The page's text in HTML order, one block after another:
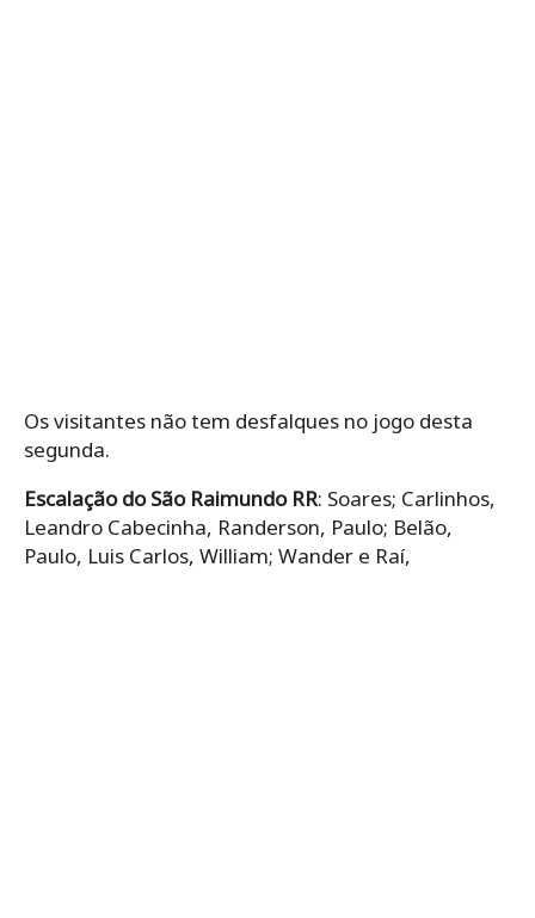
Os visitantes não tem desfalques no jogo desta
segunda.
Escalação do São Raimundo RR: Soares; Carlinhos,
Leandro Cabecinha, Randerson, Paulo; Belão,
Paulo, Luis Carlos, William; Wander e Raí,